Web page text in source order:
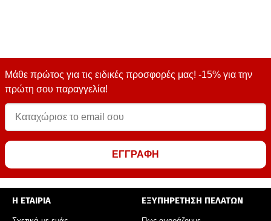
Μάθε πρώτος για τις ειδικές προσφορές μας! -15% για την
πρώτη σου παραγγελία!
ΕΓΓΡΑΦΗ
Η ΕΤΑΙΡΙΑ ΕΞΥΠΗΡΕΤΗΣΗ ΠΕΛΑΤΩΝ